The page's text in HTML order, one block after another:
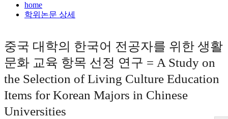
home
학위논문 상세
중국 대학의 한국어 전공자를 위한 생활
문화 교육 항목 선정 연구 = A Study on
the Selection of Living Culture Education
Items for Korean Majors in Chinese
Universities